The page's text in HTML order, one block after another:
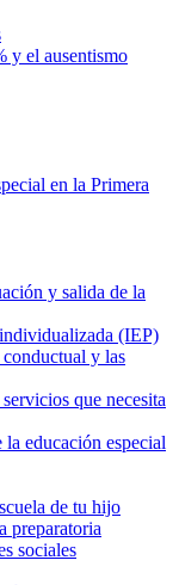
y el ausentismo
en la Primera
y salida de la
(IEP)
y las
que necesita
educación especial
de tu hijo
preparatoria
sociales